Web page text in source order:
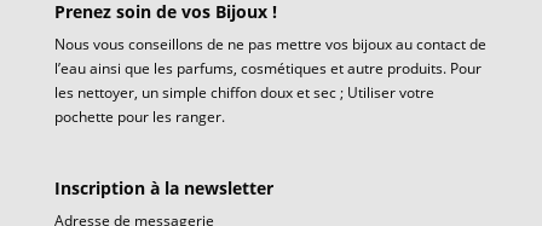
Prenez soin de vos Bijoux !
Nous vous conseillons de ne pas mettre vos bijoux au contact de
l’eau ainsi que les parfums, cosmétiques et autre produits. Pour
les nettoyer, un simple chiffon doux et sec ; Utiliser votre
pochette pour les ranger.
Inscription à la newsletter
Adresse de messagerie